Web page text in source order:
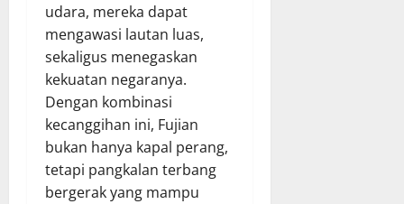
udara, mereka dapat
mengawasi lautan luas,
sekaligus menegaskan
kekuatan negaranya.
Dengan kombinasi
kecanggihan ini, Fujian
bukan hanya kapal perang,
tetapi pangkalan terbang
bergerak yang mampu